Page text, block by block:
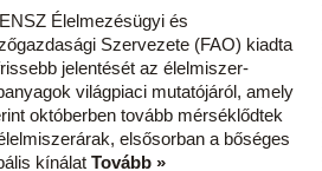
Élelmezésügyi és
Szervezete (FAO) kiadta
jelentését az élelmiszer-
világpiaci mutatójáról, amely
októberben tovább mérséklődtek
elsősorban a bőséges
kínálat Tovább »